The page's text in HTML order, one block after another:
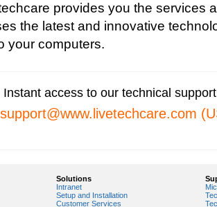
provides you the services
the latest and innovative
your computers.
Instant access to our technical
support@www.livetechcare.com
Solutions
Intranet
Setup and Installation
Customer Services